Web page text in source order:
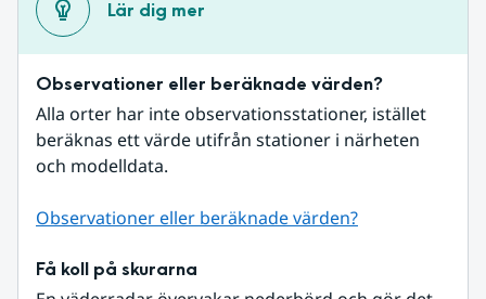
Lär dig mer
Observationer eller beräknade värden?
Alla orter har inte observationsstationer, istället
beräknas ett värde utifrån stationer i närheten
och modelldata.
Observationer eller beräknade värden?
Få koll på skurarna